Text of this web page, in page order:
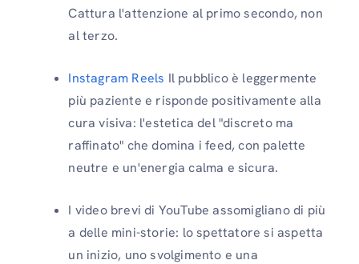
Cattura l'attenzione al primo secondo, non
al terzo.
Instagram Reels Il pubblico è leggermente
più paziente e risponde positivamente alla
cura visiva: l'estetica del "discreto ma
raffinato" che domina i feed, con palette
neutre e un'energia calma e sicura.
I video brevi di YouTube assomigliano di più
a delle mini-storie: lo spettatore si aspetta
un inizio, uno svolgimento e una